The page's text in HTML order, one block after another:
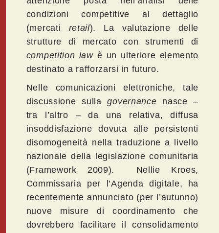
condizioni competitive al dettaglio
(mercati retail). La valutazione delle
strutture di mercato con strumenti di
competition lawè un ulteriore elemento
destinato a rafforzarsi in futuro.
Nelle comunicazioni elettroniche, tale
discussione sullagovernance nasce –
tra l’altro – da una relativa, diffusa
insoddisfazione dovuta alle persistenti
disomogeneità nella traduzione a livello
nazionale della legislazione comunitaria
(Framework 2009). Nellie Kroes,
Commissaria per l’Agenda digitale, ha
recentemente annunciato (per l’autunno)
nuove misure di coordinamento che
dovrebbero facilitare il consolidamento